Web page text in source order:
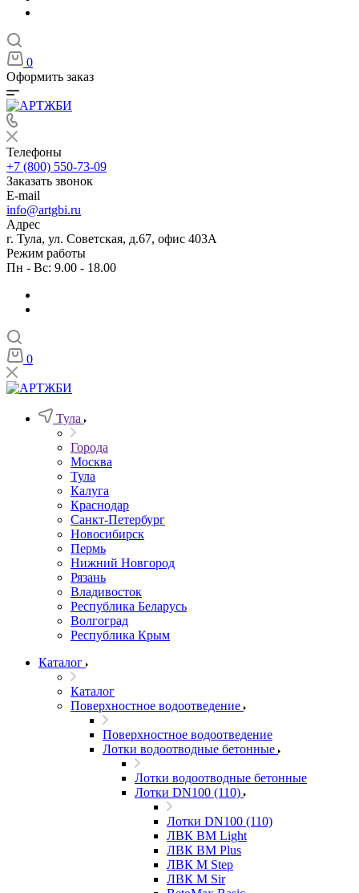
0
Оформить заказ
Телефоны
+7 (800) 550-73-09
Заказать звонок
E-mail
info@artgbi.ru
Адрес
г. Тула, ул. Советская, д.67, офис 403А
Режим работы
Пн - Вс: 9.00 - 18.00
0
Тула
Города
Москва
Тула
Калуга
Краснодар
Санкт-Петербург
Новосибирск
Пермь
Нижний Новгород
Рязань
Владивосток
Республика Беларусь
Волгоград
Республика Крым
Каталог
Каталог
Поверхностное водоотведение
Поверхностное водоотведение
Лотки водоотводные бетонные
Лотки водоотводные бетонные
Лотки DN100 (110)
Лотки DN100 (110)
ЛВК ВМ Light
ЛВК ВМ Plus
ЛВК М Step
ЛВК М Sir